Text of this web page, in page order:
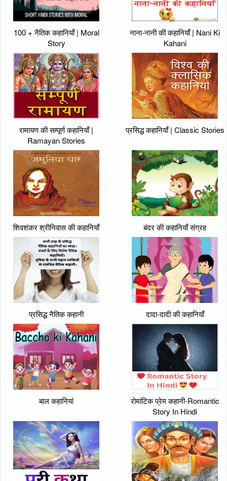
100 + नैतिक कहानियाँ | Moral
Story
नाना-नानी की कहानियाँ | Nani Ki
Kahani
रामायण की सम्पूर्ण कहानियाँ |
Ramayan Stories
प्रसिद्ध कहानियाँ | Classic Stories
शिवशंकर श्रीनिवास की कहानियाँ बंदर की कहानियाँ संग्रह
प्रसिद्ध नैतिक कहानी दादा-दादी की कहानियाँ
बाल कहानियां
रोमांटिक प्रेम कहानी-Romantic
Story In Hindi